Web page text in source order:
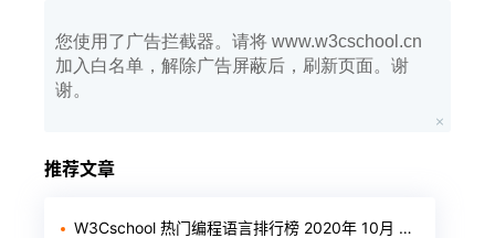
您使用了广告拦截器。请将 www.w3cschool.cn
加入白名单，解除广告屏蔽后，刷新页面。谢
谢。
推荐文章
W3Cschool 热门编程语言排行榜 2020年 10月 TOP10